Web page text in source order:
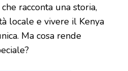
racconta una storia,
locale e vivere il Kenya
Ma cosa rende